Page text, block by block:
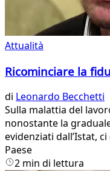
Attualità
Ricominciare la
di Leonardo Becchetti
Sulla malattia del
nonostante la
evidenziati dall’Istat,
Paese
2 min di lettura